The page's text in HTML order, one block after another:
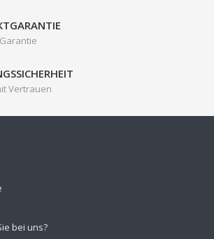
Vertrauen
bei uns?